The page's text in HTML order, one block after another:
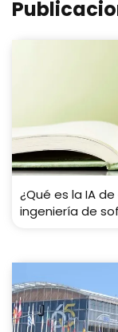
¿Qué es la IA
ingeniería de